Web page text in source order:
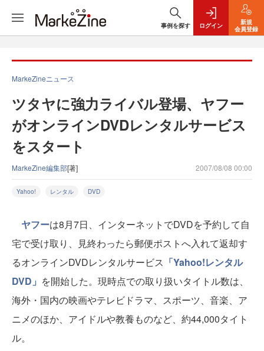
事例を探す ログイン
新規
会員登録
MarkeZineニュース
ツタヤに強力ライバル登場、ヤフー
がオンラインDVDレンタルサービス
をスタート
MarkeZine編集部[著] 2007/08/08 00:00
Yahoo! レンタル DVD
ヤフーは8月7日、インターネットでDVDを予約して自
宅で受け取り、見終わったら郵便ポストへ入れて返却す
るオンラインDVDレンタルサービス 「Yahoo!レンタル
DVD」 を開始した。現時点での取り扱いタイトル数は、
海外・国内の映画やテレビドラマ、スポーツ、音楽、ア
ニメのほか、アイドルや教養ものなど、約44,000タイト
ル。